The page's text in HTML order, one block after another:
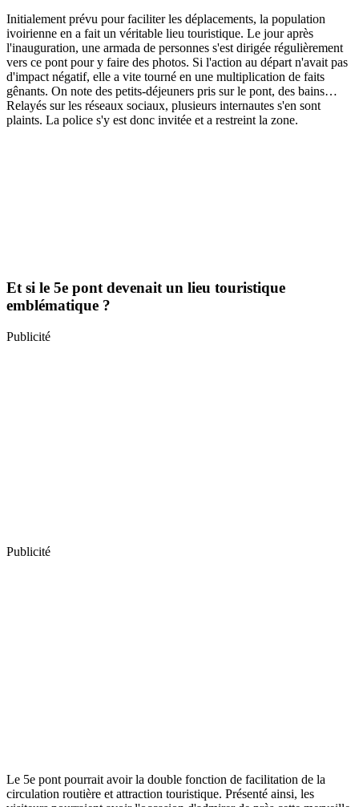
Initialement prévu pour faciliter les déplacements, la population
ivoirienne en a fait un véritable lieu touristique. Le jour après
l'inauguration, une armada de personnes s'est dirigée régulièrement
vers ce pont pour y faire des photos. Si l'action au départ n'avait pas
d'impact négatif, elle a vite tourné en une multiplication de faits
gênants. On note des petits-déjeuners pris sur le pont, des bains…
Relayés sur les réseaux sociaux, plusieurs internautes s'en sont
plaints. La police s'y est donc invitée et a restreint la zone.
Et si le 5e pont devenait un lieu touristique
emblématique ?
Publicité
Publicité
Le 5e pont pourrait avoir la double fonction de facilitation de la
circulation routière et attraction touristique. Présenté ainsi, les